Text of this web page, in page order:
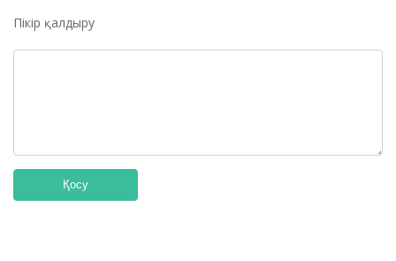
Пікір қалдыру
Қосу